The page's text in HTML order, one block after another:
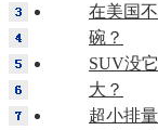
在美国
碗？
SUV没
大？
超小排